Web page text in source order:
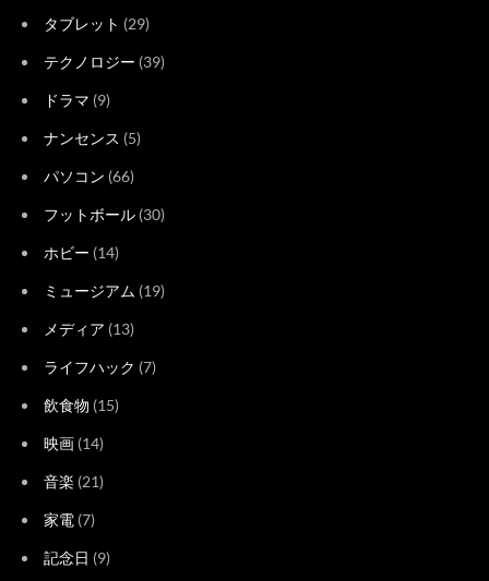
タブレット (29)
テクノロジー (39)
ドラマ (9)
ナンセンス (5)
パソコン (66)
フットボール (30)
ホビー (14)
ミュージアム (19)
メディア (13)
ライフハック (7)
飲食物 (15)
映画 (14)
音楽 (21)
家電 (7)
記念日 (9)